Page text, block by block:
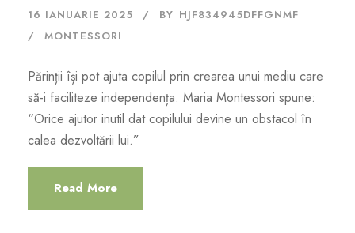
16 IANUARIE 2025 BY HJF834945DFFGNMF
MONTESSORI
Părinții își pot ajuta copilul prin crearea unui mediu care
să-i faciliteze independența. Maria Montessori spune:
“Orice ajutor inutil dat copilului devine un obstacol în
calea dezvoltării lui.”
Read More